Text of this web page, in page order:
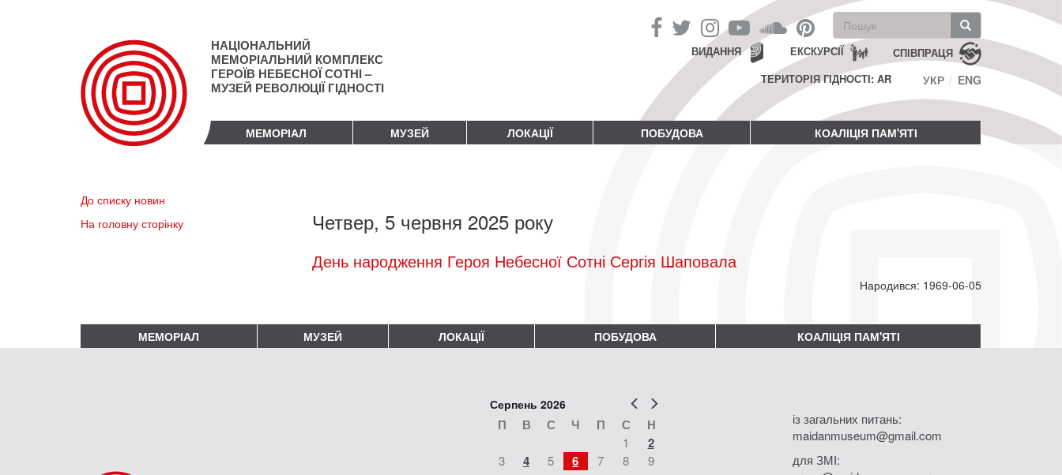
НАЦІОНАЛЬНИЙ
МЕМОРІАЛЬНИЙ КОМПЛЕКС
ГЕРОЇВ НЕБЕСНОЇ СОТНІ –
МУЗЕЙ РЕВОЛЮЦІЇ ГІДНОСТІ
Пошукова
форма
Пошук СПІВПРАЦЯ
ЕКСКУРСІЇ
ВИДАННЯ
ТЕРИТОРІЯ ГІДНОСТІ: AR
УКР ENG
МЕМОРІАЛ МУЗЕЙ ЛОКАЦІЇ ПОБУДОВА КОАЛІЦІЯ ПАМ'ЯТІ
До списку новин
На головну сторінку
Четвер, 5 червня 2025 року
День народження Героя Небесної Сотні Сергія Шаповала
Народився: 1969-06-05
МЕМОРІАЛ МУЗЕЙ ЛОКАЦІЇ ПОБУДОВА КОАЛІЦІЯ ПАМ'ЯТІ
Попер
Серпень 2026
П В С Ч П С Н
1 2
3 4 5 6 7 8
9
із загальних питань:
maidanmuseum@gmail.com
для ЗМІ: